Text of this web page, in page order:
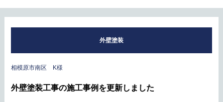
外壁塗装
相模原市南区 K様
外壁塗装工事の施工事例を更新しました